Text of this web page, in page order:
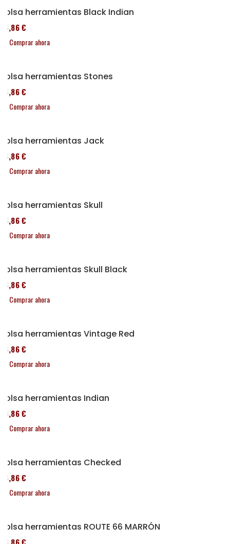
Bolsa herramientas Black Indian
76,86 €
Comprar ahora
Bolsa herramientas Stones
76,86 €
Comprar ahora
Bolsa herramientas Jack
76,86 €
Comprar ahora
Bolsa herramientas Skull
76,86 €
Comprar ahora
Bolsa herramientas Skull Black
76,86 €
Comprar ahora
Bolsa herramientas Vintage Red
76,86 €
Comprar ahora
Bolsa herramientas Indian
76,86 €
Comprar ahora
Bolsa herramientas Checked
76,86 €
Comprar ahora
Bolsa herramientas ROUTE 66 MARRÓN